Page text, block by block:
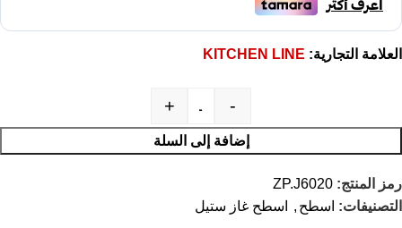
العلامة التجارية: KITCHEN LINE
-
+
إضافة إلى السلة
رمز المنتج: ZP.J6020
التصنيفات: اسطح , اسطح غاز ستيل